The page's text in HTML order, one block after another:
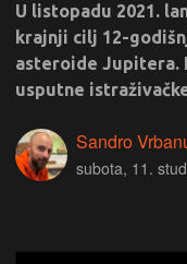
U listopadu 2021.
krajnji cilj 12-
asteroide Jupitera.
usputne
Sandro
subota, 11.